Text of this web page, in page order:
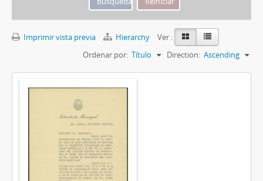
Imprimir vista previa Hierarchy
Ver :
Ordenar por: Título Direction: Ascending